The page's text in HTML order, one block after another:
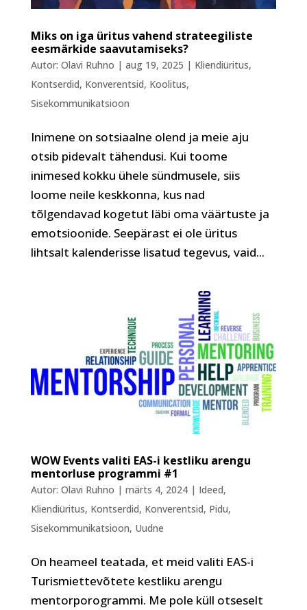
Miks on iga üritus vahend strateegiliste
eesmärkide saavutamiseks?
Autor: Olavi Ruhno | aug 19, 2025 | Kliendiüritus,
Kontserdid, Konverentsid, Koolitus,
Sisekommunikatsioon
Inimene on sotsiaalne olend ja meie aju
otsib pidevalt tähendusi. Kui toome
inimesed kokku ühele sündmusele, siis
loome neile keskkonna, kus nad
tõlgendavad kogetut läbi oma väärtuste ja
emotsioonide. Seepärast ei ole üritus
lihtsalt kalenderisse lisatud tegevus, vaid...
WOW Events valiti EAS-i kestliku arengu
mentorluse programmi #1
Autor: Olavi Ruhno | märts 4, 2024| Ideed,
Kliendiüritus, Kontserdid, Konverentsid, Pidu,
Sisekommunikatsioon, Uudne
On heameel teatada, et meid valiti EAS-i
Turismiettevõtete kestliku arengu
mentorporogrammi. Me pole küll otseselt